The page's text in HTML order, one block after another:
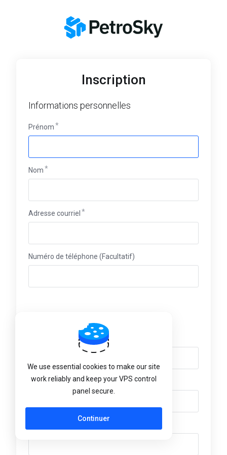
Inscription
Informations personnelles
Prénom
Nom
Adresse courriel
Numéro de téléphone (Facultatif)
Nom d'entreprise (Facultatif)
Adresse (Facultatif)
We use essential cookies to make our site
work reliably and keep your VPS control
panel secure.
Continuer